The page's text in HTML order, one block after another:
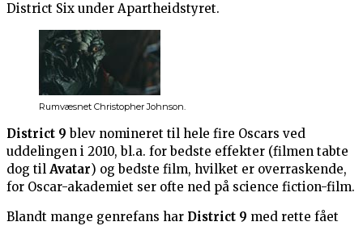
District Six under Apartheidstyret.
Rumvæsnet Christopher Johnson.
District 9 blev nomineret til hele fire Oscars ved
uddelingen i 2010, bl.a. for bedste effekter (filmen tabte
dog til Avatar) og bedste film, hvilket er overraskende,
for Oscar-akademiet ser ofte ned på science fiction-film.
Blandt mange genrefans har District 9 med rette fået